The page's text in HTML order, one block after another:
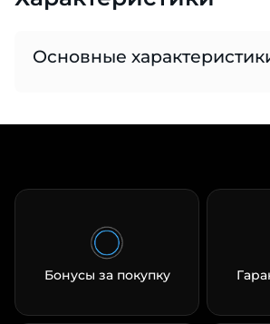
Основные
Бонусы за покупку